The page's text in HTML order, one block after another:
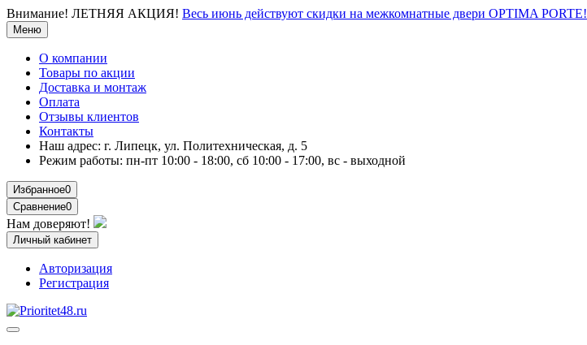
Внимание! ЛЕТНЯЯ АКЦИЯ! Весь июнь действуют скидки на межкомнатные двери OPTIMA PORTE!
Меню
О компании
Товары по акции
Доставка и монтаж
Оплата
Отзывы клиентов
Контакты
Наш адрес: г. Липецк, ул. Политехническая, д. 5
Режим работы: пн-пт 10:00 - 18:00, сб 10:00 - 17:00, вс - выходной
Избранное0
Сравнение0
Нам доверяют!
Личный кабинет
Авторизация
Регистрация